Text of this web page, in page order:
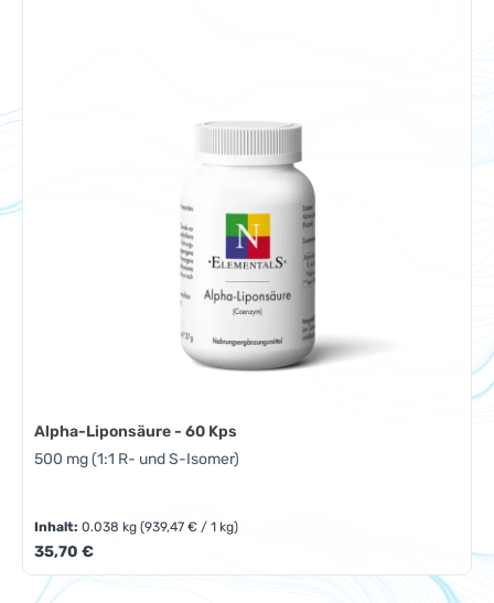
Alpha-Liponsäure - 60 Kps
500 mg (1:1 R- und S-Isomer)
Inhalt:0.038 kg(939,47 € / 1 kg)
Regulärer Preis:
35,70 €